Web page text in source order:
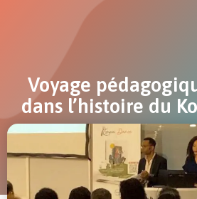
Voyage
dans l’histoire du